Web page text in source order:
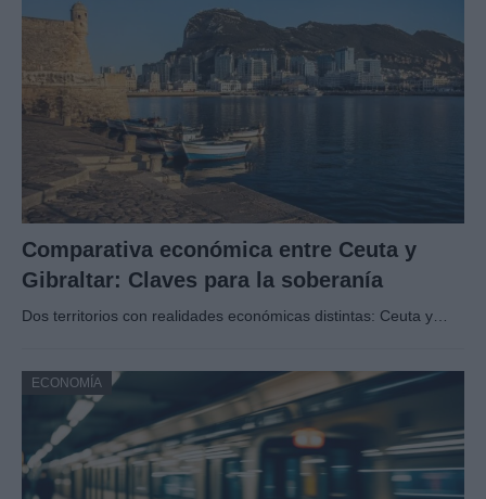
Comparativa económica entre Ceuta y
Gibraltar: Claves para la soberanía
Dos territorios con realidades económicas distintas: Ceuta y…
ECONOMÍA